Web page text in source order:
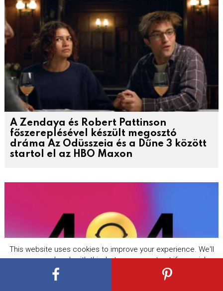
A Zendaya és Robert Pattinson
főszereplésével készült megosztó
dráma Az Odüsszeia és a Dűne 3 között
startol el az HBO Maxon
This website uses cookies to improve your experience. We'll
assume you're ok with this, but you can opt-out if you wish.